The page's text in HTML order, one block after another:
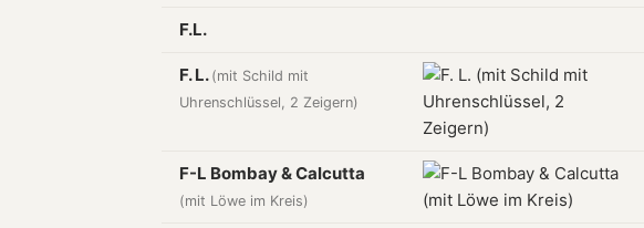
F.L.
F. L. (mit Schild mit
Uhrenschlüssel, 2 Zeigern)
F-L Bombay & Calcutta
(mit Löwe im Kreis)